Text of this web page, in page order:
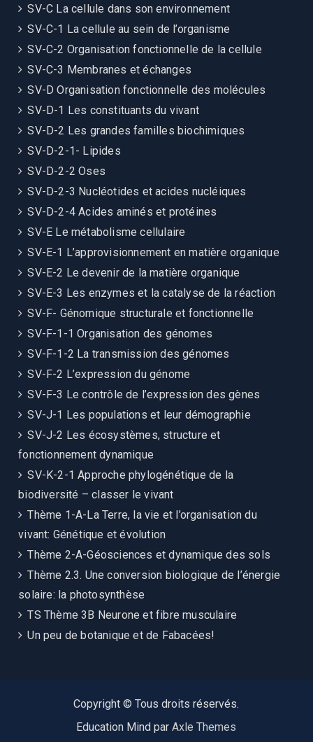
SV-C La cellule dans son environnement
SV-C-1 La cellule au sein de l’organisme
SV-C-2 Organisation fonctionnelle de la cellule
SV-C-3 Membranes et échanges
SV-D Organisation fonctionnelle des molécules
SV-D-1 Les constituants du vivant
SV-D-2 Les grandes familles biochimiques
SV-D-2-1- Lipides
SV-D-2-2 Oses
SV-D-2-3 Nucléotides et acides nucléiques
SV-D-2-4 Acides aminés et protéines
SV-E Le métabolisme cellulaire
SV-E-1 L’approvisionnement en matière organique
SV-E-2 Le devenir de la matière organique
SV-E-3 Les enzymes et la catalyse de la réaction
SV-F- Génomique structurale et fonctionnelle
SV-F-1-1 Organisation des génomes
SV-F-1-2 La transmission des génomes
SV-F-2 L’expression du génome
SV-F-3 Le contrôle de l’expression des gènes
SV-J-1 Les populations et leur démographie
SV-J-2 Les écosystèmes, structure et
fonctionnement dynamique
SV-K-2-1 Approche phylogénétique de la
biodiversité – classer le vivant
Thème 1-A-La Terre, la vie et l’organisation du
vivant: Génétique et évolution
Thème 2-A-Géosciences et dynamique des sols
Thème 2.3. Une conversion biologique de l’énergie
solaire: la photosynthèse
TS Thème 3B Neurone et fibre musculaire
Un peu de botanique et de Fabacées!
Copyright © Tous droits réservés.
Education Mind parAxle Themes